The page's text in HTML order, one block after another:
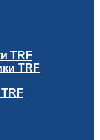
TRF
TRF